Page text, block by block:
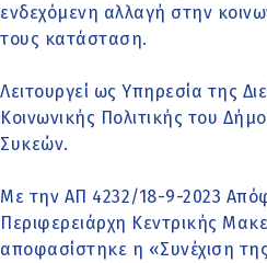
ενδεχόμενη αλλαγή στην
τους κατάσταση.
Λειτουργεί ως Υπηρεσία της
Κοινωνικής Πολιτικής του
Συκεών.
Με την ΑΠ 4232/18-9-2023
Περιφερειάρχη Κεντρικής
αποφασίστηκε η «Συνέχιση